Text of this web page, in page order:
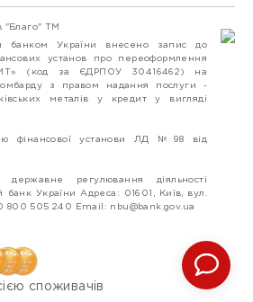
"Благо" ТМ
банком України внесено запис до
установ про переоформлення
(код за ЄДРПОУ 30416462) на
з правом надання послуги -
металів у кредит у вигляді
фінансової установи ЛД №98 від
регулювання діяльності
банк України Адреса: 01601, Київ, вул.
0 800 505 240 Email: nbu@bank.gov.ua
споживачів